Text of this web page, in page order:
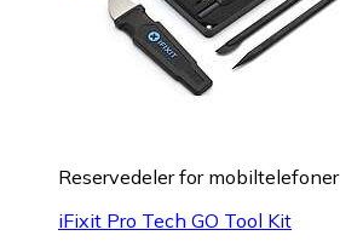
Reservedeler for mobiltelefoner
iFixit Pro Tech GO Tool Kit